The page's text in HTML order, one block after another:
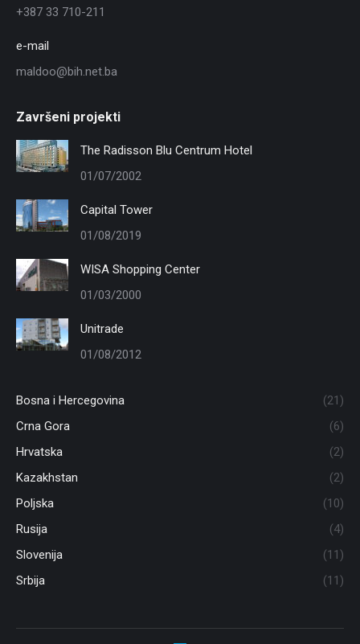
+387 33 710-211
e-mail
maldoo@bih.net.ba
Završeni projekti
The Radisson Blu Centrum Hotel
01/07/2002
Capital Tower
01/08/2019
WISA Shopping Center
01/03/2000
Unitrade
01/08/2012
Bosna i Hercegovina
(21)
Crna Gora
(6)
Hrvatska
(2)
Kazakhstan
(2)
Poljska
(10)
Rusija
(4)
Slovenija
(11)
Srbija
(11)